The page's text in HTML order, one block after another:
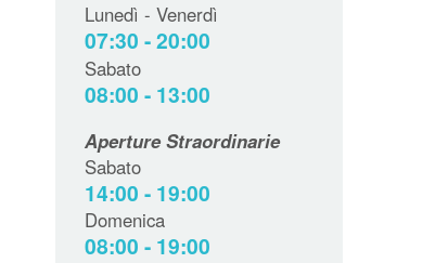
Lunedì - Venerdì
07:30 - 20:00
Sabato
08:00 - 13:00
Aperture Straordinarie
Sabato
14:00 - 19:00
Domenica
08:00 - 19:00